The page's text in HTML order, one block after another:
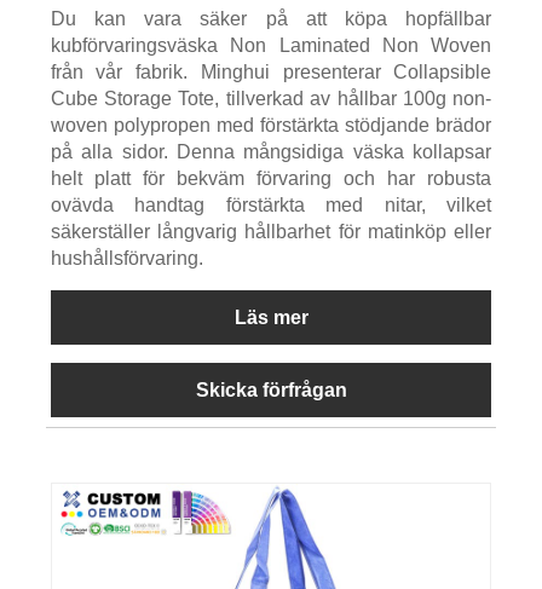
Du kan vara säker på att köpa hopfällbar
kubförvaringsväska Non Laminated Non Woven
från vår fabrik. Minghui presenterar Collapsible
Cube Storage Tote, tillverkad av hållbar 100g non-
woven polypropen med förstärkta stödjande brädor
på alla sidor. Denna mångsidiga väska kollapsar
helt platt för bekväm förvaring och har robusta
ovävda handtag förstärkta med nitar, vilket
säkerställer långvarig hållbarhet för matinköp eller
hushållsförvaring.
Läs mer
Skicka förfrågan